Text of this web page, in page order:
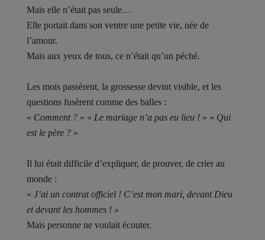
Mais elle n’était pas seule…
Elle portait dans son ventre une petite vie, née de
l’amour.
Mais aux yeux de tous, ce n’était qu’un péché.
Les mois passèrent, la grossesse devint visible, et les
questions fusèrent comme des balles :
« Comment ? » « Le mariage n’a pas eu lieu ! » « Qui
est le père ? »
Il lui était difficile d’expliquer, de prouver, de crier au
monde :
« J’ai un contrat officiel ! C’est mon mari, devant Dieu
et devant les hommes ! »
Mais personne ne voulait écouter.